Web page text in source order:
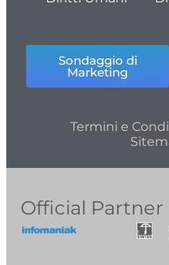
Sondaggio di
Marketing
Termini e
Official Partner